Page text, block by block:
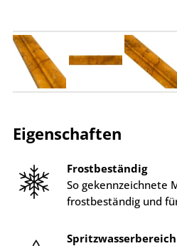
Eigenschaften
Frostbeständig
So gekennzeichnete
frostbeständig und
Spritzwasserbereich